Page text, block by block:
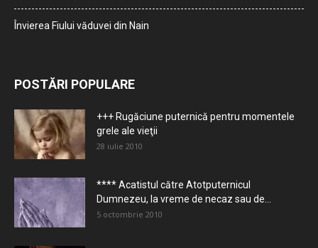
Învierea Fiului văduvei din Nain
POSTĂRI POPULARE
+++ Rugăciune puternică pentru momentele
grele ale vieţii
28 iulie 2010
**** Acatistul către Atotputernicul
Dumnezeu, la vreme de necaz sau de...
5 octombrie 2010